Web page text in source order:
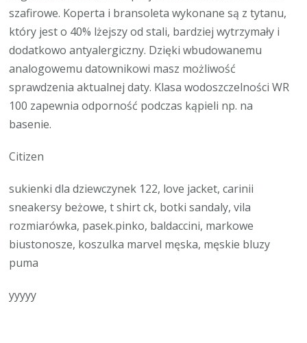
szafirowe. Koperta i bransoleta wykonane są z tytanu,
który jest o 40% lżejszy od stali, bardziej wytrzymały i
dodatkowo antyalergiczny. Dzięki wbudowanemu
analogowemu datownikowi masz możliwość
sprawdzenia aktualnej daty. Klasa wodoszczelności WR
100 zapewnia odporność podczas kąpieli np. na
basenie.
Citizen
sukienki dla dziewczynek 122, love jacket, carinii
sneakersy beżowe, t shirt ck, botki sandaly, vila
rozmiarówka, pasek.pinko, baldaccini, markowe
biustonosze, koszulka marvel męska, męskie bluzy
puma
yyyyy